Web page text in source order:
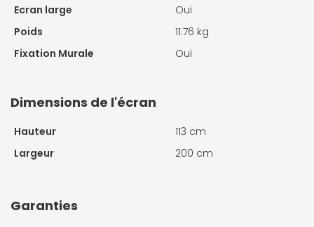
Ecran large
Oui
Poids
11.76 kg
Fixation Murale
Oui
Dimensions de l'écran
Hauteur
113 cm
Largeur
200 cm
Garanties